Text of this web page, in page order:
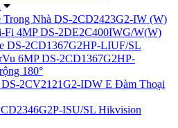
Trong Nhà DS-2CD2423G2-IW (W)
Fi 4MP DS-2DE2C400IWG/W(W)
DS-2CD1367G2HP-LIUF/SL
6MP DS-2CD1367G2HP-
180°
DS-2CV2121G2-IDW E Đàm Thoại
ISU/SL Hikvision